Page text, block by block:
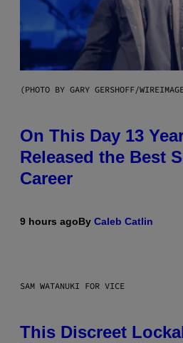
(PHOTO BY GARY GERSHOFF/
On This Day 13
Released the Best
Career
9 hours agoBy Caleb Catlin
SAM WATANUKI FOR VICE
This Discreet